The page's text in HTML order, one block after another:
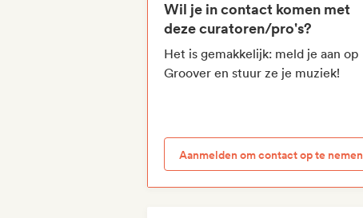
Wil je in contact komen met
deze curatoren/pro's?
Het is gemakkelijk: meld je aan op
Groover en stuur ze je muziek!
Aanmelden om contact op te nemen